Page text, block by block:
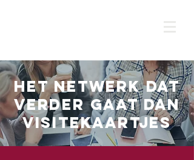
Het netwerk dat
verder gaat dan
visitekaartjes